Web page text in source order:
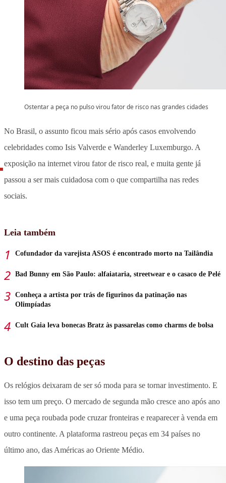
Ostentar a peça no pulso virou fator de risco nas grandes cidades
No Brasil, o assunto ficou mais sério após casos envolvendo
celebridades como Isis Valverde e Wanderley Luxemburgo. A
exposição na internet virou fator de risco real, e muita gente já
passou a ser mais cuidadosa com o que compartilha nas redes
sociais.
Leia também
Cofundador da varejista ASOS é encontrado morto na Tailândia
Bad Bunny em São Paulo: alfaiataria, streetwear e o casaco de Pelé
Conheça a artista por trás de figurinos da patinação nas
Olimpíadas
Cult Gaia leva bonecas Bratz às passarelas como charms de bolsa
O destino das peças
Os relógios deixaram de ser só moda para se tornar investimento. E
isso tem um preço. O mercado de segunda mão cresce ano após ano
e uma peça roubada pode cruzar fronteiras e reaparecer à venda em
outro continente. A plataforma rastreou peças em 34 países no
último ano, das Américas ao Oriente Médio.